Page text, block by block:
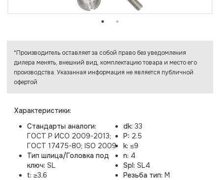
Характеристики:
Стандарты аналоги:
ГОСТ Р ИСО 2009-2013;
ГОСТ 17475-80; ISO 2009
Тип шлица/Головка под
ключ: SL
t: ≥3,6
dk: 33
P: 2.5
k: ≤9
n: 4
Spl: SL4
Резьба тип: M
*Производитель оставляет за собой право без уведомления
дилера менять, внешний вид, комплектацию товара и место его
производства. Указанная информация не является публичной
офертой